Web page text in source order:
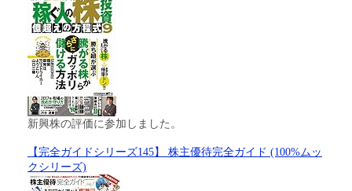
新興株の評価に参加しました。
【完全ガイドシリーズ145】 株主優待完全ガイド (100%ムッ
クシリーズ)